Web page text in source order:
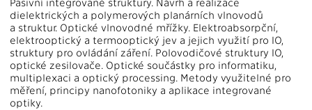
dielektrických a polymerových planárních vlnovodů
a struktur. Optické vlnovodné mřížky. Elektroabsorpční,
elektrooptický a termooptický jev a jejich využití pro IO,
struktury pro ovládání záření. Polovodičové struktury IO,
optické zesilovače. Optické součástky pro informatiku,
multiplexaci a optický processing. Metody využitelné pro
měření, principy nanofotoniky a aplikace integrované
optiky.